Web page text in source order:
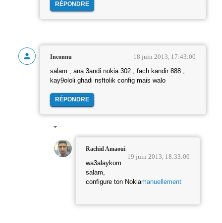
RÉPONDRE
Inconnu 18 juin 2013, 17:43:00
salam , ana 3andi nokia 302 , fach kandir 888 ,
kay9ololi ghadi nsftolik config mais walo
RÉPONDRE
Rachid Amaoui
19 juin 2013, 18:33:00
wa3alaykom
salam,
configure ton Nokiamanuellement